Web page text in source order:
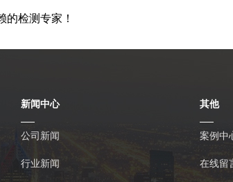
的检测专家！
新闻中心
公司新闻
行业新闻
其他
案例中
在线留